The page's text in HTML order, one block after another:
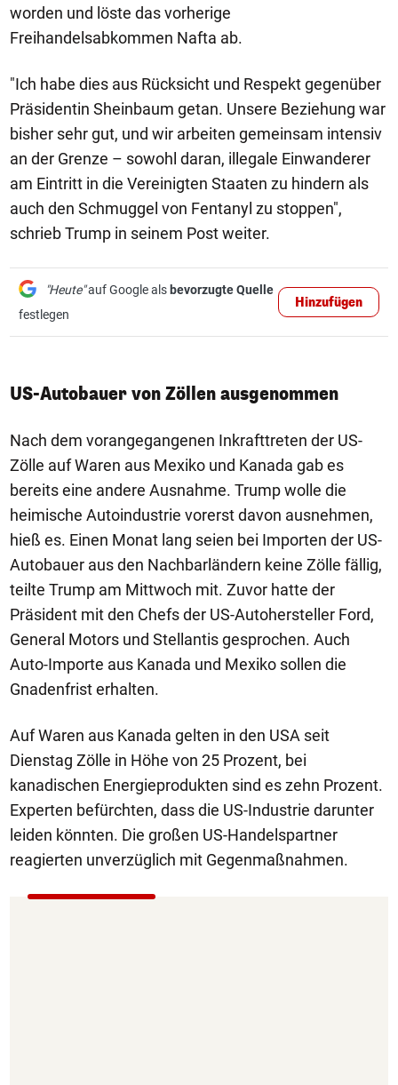
worden und löste das vorherige
Freihandelsabkommen Nafta ab.
"Ich habe dies aus Rücksicht und Respekt gegenüber
Präsidentin Sheinbaum getan. Unsere Beziehung war
bisher sehr gut, und wir arbeiten gemeinsam intensiv
an der Grenze – sowohl daran, illegale Einwanderer
am Eintritt in die Vereinigten Staaten zu hindern als
auch den Schmuggel von Fentanyl zu stoppen",
schrieb Trump in seinem Post weiter.
"Heute"auf Google als bevorzugte Quelle
festlegen
Hinzufügen
US-Autobauer von Zöllen ausgenommen
Nach dem vorangegangenen Inkrafttreten der US-
Zölle auf Waren aus Mexiko und Kanada gab es
bereits eine andere Ausnahme. Trump wolle die
heimische Autoindustrie vorerst davon ausnehmen,
hieß es. Einen Monat lang seien bei Importen der US-
Autobauer aus den Nachbarländern keine Zölle fällig,
teilte Trump am Mittwoch mit. Zuvor hatte der
Präsident mit den Chefs der US-Autohersteller Ford,
General Motors und Stellantis gesprochen. Auch
Auto-Importe aus Kanada und Mexiko sollen die
Gnadenfrist erhalten.
Auf Waren aus Kanada gelten in den USA seit
Dienstag Zölle in Höhe von 25 Prozent, bei
kanadischen Energieprodukten sind es zehn Prozent.
Experten befürchten, dass die US-Industrie darunter
leiden könnten. Die großen US-Handelspartner
reagierten unverzüglich mit Gegenmaßnahmen.